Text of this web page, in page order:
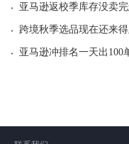
· 亚马逊返校季库存没卖
· 跨境秋季选品现在还来
· 亚马逊冲排名一天出100